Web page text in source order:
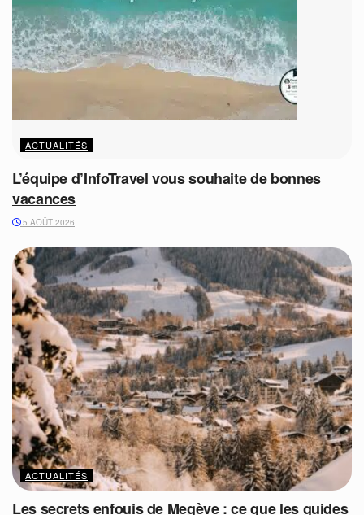
ACTUALITÉS
L’équipe d’InfoTravel vous souhaite de bonnes
vacances
5 AOÛT 2026
ACTUALITÉS
Les secrets enfouis de Megève : ce que les guides